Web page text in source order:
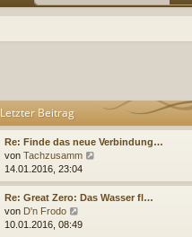
Q m
n
Letzter Beitrag
Re: Finde das neue Verbindung…
von Tachzusamm
u
e
14.01.2016, 23:04
Re: Great Zero: Das Wasser fl…
von D'n Frodo
e
10.01.2016, 08:49